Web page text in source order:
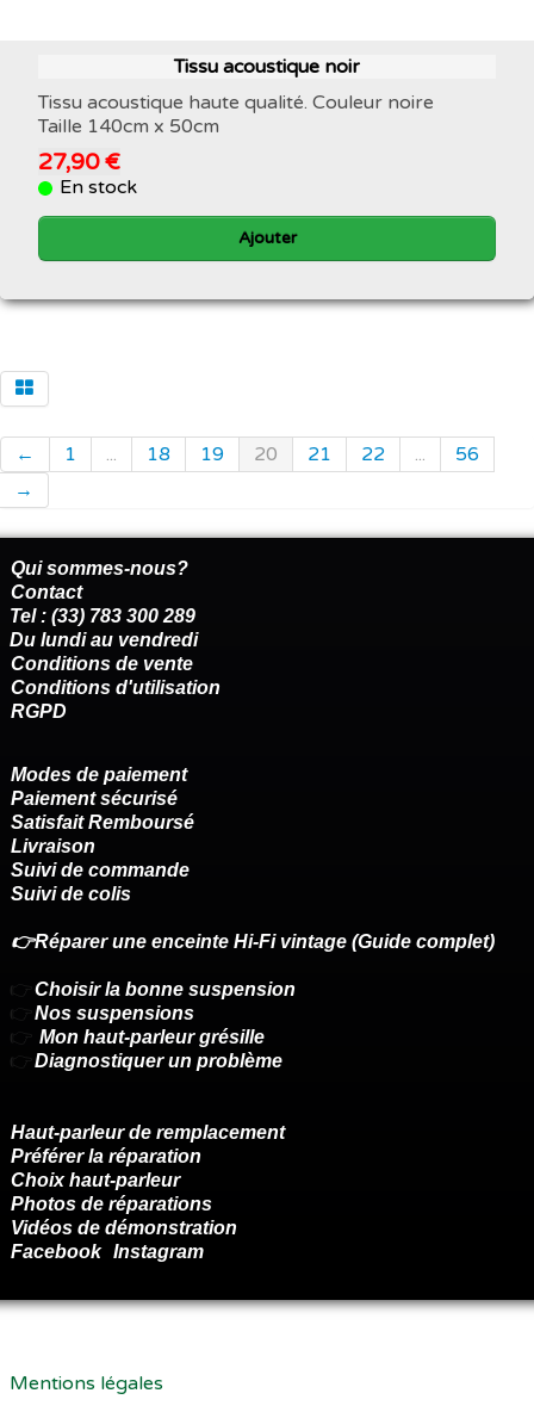
Tissu acoustique noir
Tissu acoustique haute qualité. Couleur noire
Taille 140cm x 50cm
27,90 €
En stock
Ajouter
← 1 ... 18 19 20 21 22 ...
56
→
Qui sommes-nous?
Contact
Tel : (33) 783 300 289
Du lundi au vendredi
Conditions de vente
Conditions d'utilisation
RGPD
Modes de paiement
Paiement sécurisé
Satisfait Remboursé
Livraison
Suivi de commande
Suivi de colis
👉Réparer une enceinte Hi-Fi vintage (Guide complet)
👉 Choisir la bonne suspension
👉 Nos suspensions
👉 Mon haut-parleur grésille
👉 Diagnostiquer un problème
Haut-parleur de remplacement
Préférer la réparation
Choix haut-parleur
Photos de réparations
Vidéos de démonstration
Facebook Instagram
Mentions légales